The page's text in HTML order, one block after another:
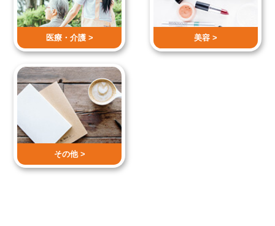
医療・介護 > 美容 >
その他 >